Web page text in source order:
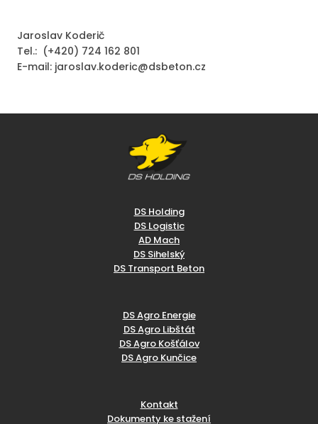
Jaroslav Koderič
Tel.: (+420) 724 162 801
E-mail: jaroslav.koderic@dsbeton.cz
DS Holding
DS Logistic
AD Mach
DS Sihelský
DS Transport Beton
DS Agro Energie
DS Agro Libštát
DS Agro Košťálov
DS Agro Kunčice
Kontakt
Dokumenty ke stažení